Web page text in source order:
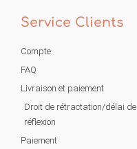
Service Clients
Compte
FAQ
Livraison et paiement
Droit de rétractation/délai de
réflexion
Paiement